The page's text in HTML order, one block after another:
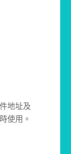
地址及
使用。